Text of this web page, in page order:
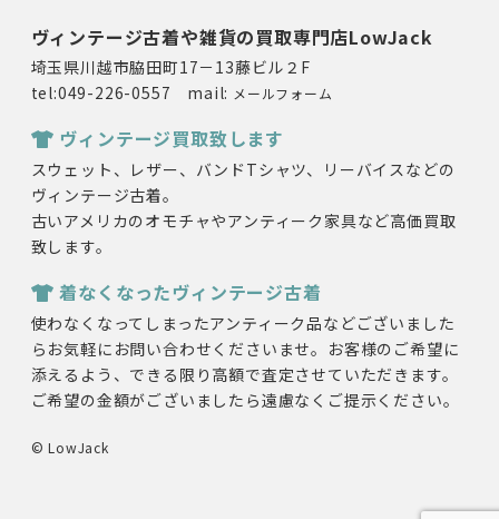
ヴィンテージ古着や雑貨の買取専門店LowJack
埼玉県川越市脇田町17－13藤ビル２F
tel:049-226-0557 mail: メールフォーム
ヴィンテージ買取致します
スウェット、レザー、バンドTシャツ、リーバイスなどの
ヴィンテージ古着。
古いアメリカのオモチャやアンティーク家具など高価買取
致します。
着なくなったヴィンテージ古着
使わなくなってしまったアンティーク品などございました
らお気軽にお問い合わせくださいませ。お客様のご希望に
添えるよう、できる限り高額で査定させていただきます。
ご希望の金額がございましたら遠慮なくご提示ください。
© LowJack